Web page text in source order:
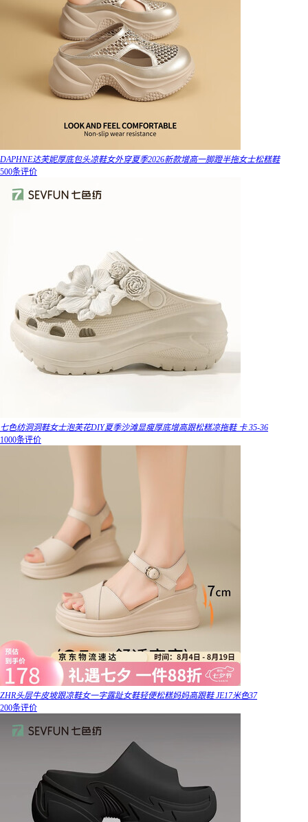
DAPHNE达芙妮厚底包头凉鞋女外穿夏季2026新款增高一脚蹬半拖女士松糕鞋
500条评价
七色纺洞洞鞋女士泡芙花DIY夏季沙滩显瘦厚底增高跟松糕凉拖鞋 卡 35-36
1000条评价
ZHR头层牛皮坡跟凉鞋女一字露趾女鞋轻便松糕妈妈高跟鞋 JE17米色37
200条评价